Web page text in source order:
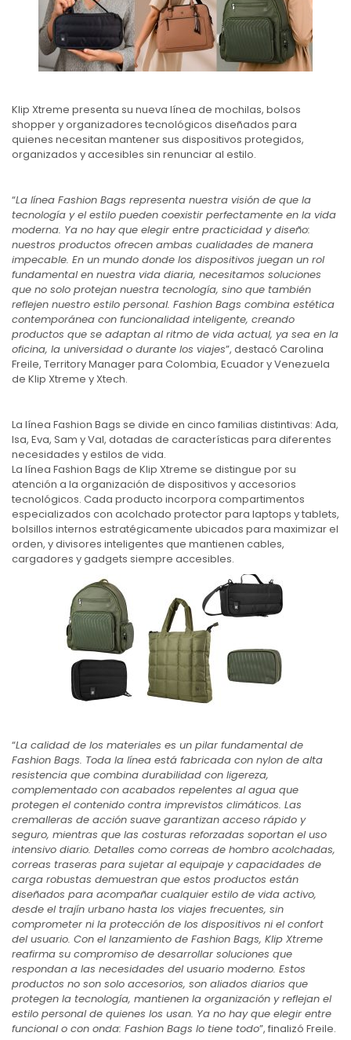
Klip Xtreme presenta su nueva línea de mochilas, bolsos
shopper y organizadores tecnológicos diseñados para
quienes necesitan mantener sus dispositivos protegidos,
organizados y accesibles sin renunciar al estilo.
“La línea Fashion Bags representa nuestra visión de que la
tecnología y el estilo pueden coexistir perfectamente en la vida
moderna. Ya no hay que elegir entre practicidad y diseño:
nuestros productos ofrecen ambas cualidades de manera
impecable. En un mundo donde los dispositivos juegan un rol
fundamental en nuestra vida diaria, necesitamos soluciones
que no solo protejan nuestra tecnología, sino que también
reflejen nuestro estilo personal. Fashion Bags combina estética
contemporánea con funcionalidad inteligente, creando
productos que se adaptan al ritmo de vida actual, ya sea en la
oficina, la universidad o durante los viajes”, destacó Carolina
Freile, Territory Manager para Colombia, Ecuador y Venezuela
de Klip Xtreme y Xtech.
La línea Fashion Bags se divide en cinco familias distintivas: Ada,
Isa, Eva, Sam y Val, dotadas de características para diferentes
necesidades y estilos de vida.
La línea Fashion Bags de Klip Xtreme se distingue por su
atención a la organización de dispositivos y accesorios
tecnológicos. Cada producto incorpora compartimentos
especializados con acolchado protector para laptops y tablets,
bolsillos internos estratégicamente ubicados para maximizar el
orden, y divisores inteligentes que mantienen cables,
cargadores y gadgets siempre accesibles.
“La calidad de los materiales es un pilar fundamental de
Fashion Bags. Toda la línea está fabricada con nylon de alta
resistencia que combina durabilidad con ligereza,
complementado con acabados repelentes al agua que
protegen el contenido contra imprevistos climáticos. Las
cremalleras de acción suave garantizan acceso rápido y
seguro, mientras que las costuras reforzadas soportan el uso
intensivo diario. Detalles como correas de hombro acolchadas,
correas traseras para sujetar al equipaje y capacidades de
carga robustas demuestran que estos productos están
diseñados para acompañar cualquier estilo de vida activo,
desde el trajín urbano hasta los viajes frecuentes, sin
comprometer ni la protección de los dispositivos ni el confort
del usuario. Con el lanzamiento de Fashion Bags, Klip Xtreme
reafirma su compromiso de desarrollar soluciones que
respondan a las necesidades del usuario moderno. Estos
productos no son solo accesorios, son aliados diarios que
protegen la tecnología, mantienen la organización y reflejan el
estilo personal de quienes los usan. Ya no hay que elegir entre
funcional o con onda: Fashion Bags lo tiene todo”, finalizó Freile.